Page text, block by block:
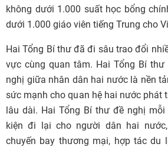
không dưới 1.000 suất học bổng
dưới 1.000 giáo viên tiếng Trung cho
Hai Tổng Bí thư đã đi sâu trao đổi
vực cùng quan tâm. Hai Tổng Bí
nghị giữa nhân dân hai nước là nền
sức mạnh cho quan hệ hai nước phát
lâu dài. Hai Tổng Bí thư đề nghị
kiện đi lại cho người dân hai
chuyến bay thương mại, hợp tác du